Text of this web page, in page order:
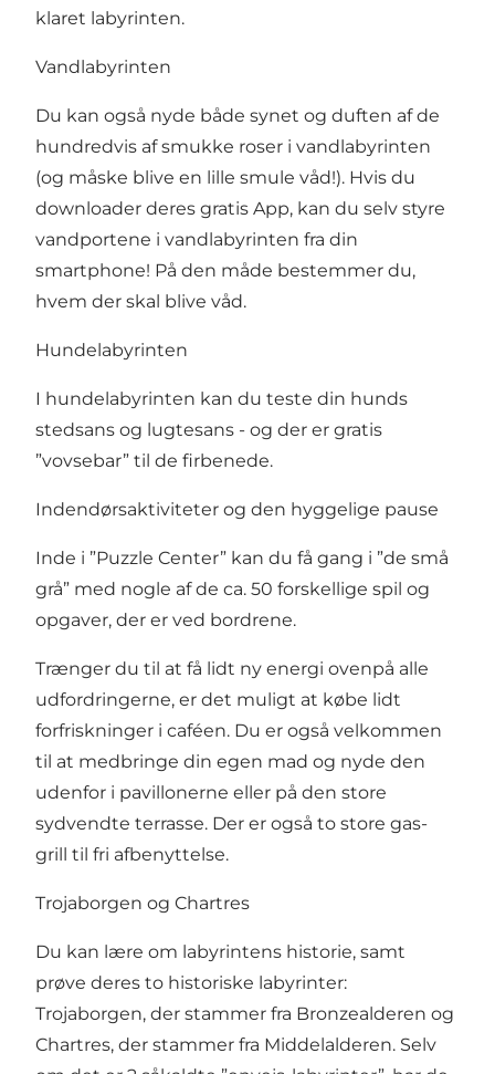
klaret labyrinten.
Vandlabyrinten
Du kan også nyde både synet og duften af de
hundredvis af smukke roser i vandlabyrinten
(og måske blive en lille smule våd!). Hvis du
downloader deres gratis App, kan du selv styre
vandportene i vandlabyrinten fra din
smartphone! På den måde bestemmer du,
hvem der skal blive våd.
Hundelabyrinten
I hundelabyrinten kan du teste din hunds
stedsans og lugtesans - og der er gratis
”vovsebar” til de firbenede.
Indendørsaktiviteter og den hyggelige pause
Inde i ”Puzzle Center” kan du få gang i ”de små
grå” med nogle af de ca. 50 forskellige spil og
opgaver, der er ved bordrene.
Trænger du til at få lidt ny energi ovenpå alle
udfordringerne, er det muligt at købe lidt
forfriskninger i caféen. Du er også velkommen
til at medbringe din egen mad og nyde den
udenfor i pavillonerne eller på den store
sydvendte terrasse. Der er også to store gas-
grill til fri afbenyttelse.
Trojaborgen og Chartres
Du kan lære om labyrintens historie, samt
prøve deres to historiske labyrinter:
Trojaborgen, der stammer fra Bronzealderen og
Chartres, der stammer fra Middelalderen. Selv